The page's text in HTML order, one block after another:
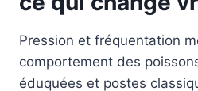
Pression et fréquentation
comportement des
éduquées et postes